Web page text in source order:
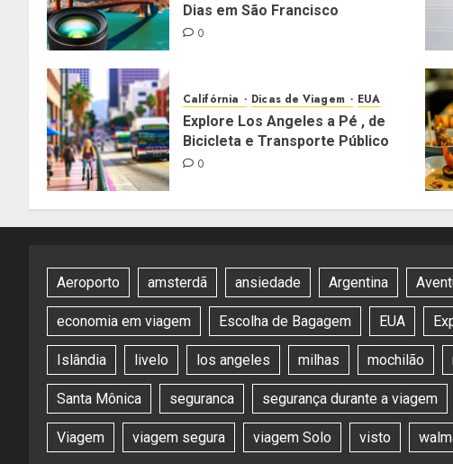
Dias em São Francisco
0
Califórnia Dicas de Viagem EUA
Explore Los Angeles a Pé , de
Bicicleta e Transporte Público
0
Aeroporto amsterdã ansiedade Argentina
economia em viagem Escolha de Bagagem EUA
Islândia livelo los angeles milhas mochilão
Santa Mônica seguranca segurança durante a viagem
Viagem viagem segura viagem Solo visto